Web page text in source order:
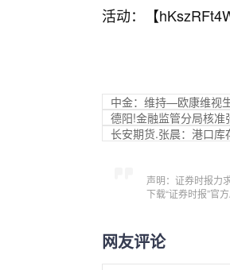
活动：【
中金：维持—欧康维视
德阳!金融监管分局核
长安期货.张晨：港口
声明：证券时报力
下载“证券时报”官
网友评论